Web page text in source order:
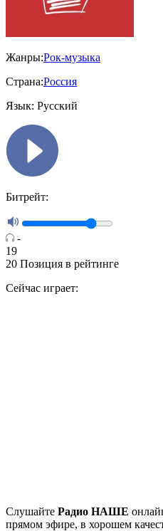
Жанры:Рок-музыка
Страна:Россия
Язык: Русский
Битрейт:
-
19
20 Позиция в рейтинге
Сейчас играет:
Cлушайте Радио НАШЕ
прямом эфире, в хорошем